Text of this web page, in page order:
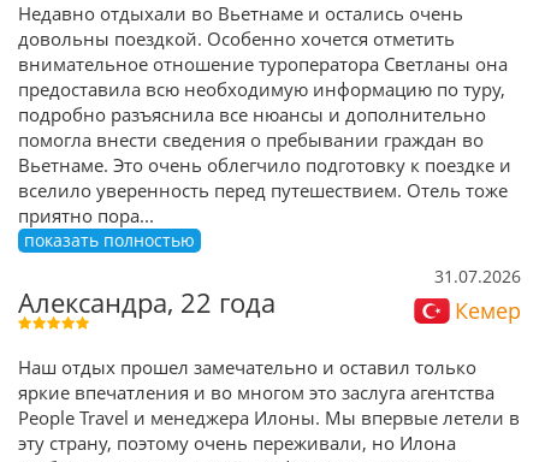
Недавно отдыхали во Вьетнаме и остались очень
довольны поездкой. Особенно хочется отметить
внимательное отношение туроператора Светланы она
предоставила всю необходимую информацию по туру,
подробно разъяснила все нюансы и дополнительно
помогла внести сведения о пребывании граждан во
Вьетнаме. Это очень облегчило подготовку к поездке и
вселило уверенность перед путешествием. Отель тоже
приятно пора...
показать полностью
31.07.2026
Александра, 22 года Кемер
Наш отдых прошел замечательно и оставил только
яркие впечатления и во многом это заслуга агентства
People Travel и менеджера Илоны. Мы впервые летели в
эту страну, поэтому очень переживали, но Илона